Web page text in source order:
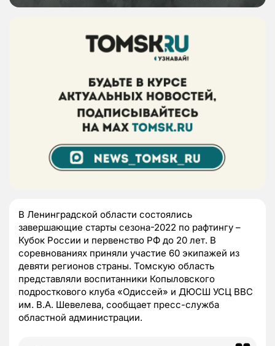
В Ленинградской области состоялись
завершающие старты сезона-2022 по рафтингу –
Кубок России и первенство РФ до 20 лет. В
соревнованиях приняли участие 60 экипажей из
девяти регионов страны. Томскую область
представляли воспитанники Копыловского
подросткового клуба «Одиссей» и ДЮСШ УСЦ ВВС
им. В.А. Шевелева, сообщает пресс-служба
областной администрации.